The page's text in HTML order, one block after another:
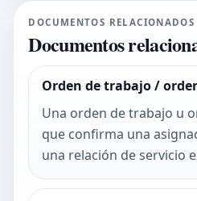
DOCUMENTOS RELACIONADOS
Documentos
Orden de trabajo /
Una orden de trabajo u
que confirma una
una relación de servicio